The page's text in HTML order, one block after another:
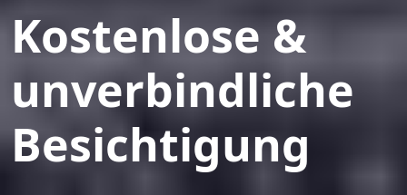
Kostenlose &
unverbindliche
Besichtigung